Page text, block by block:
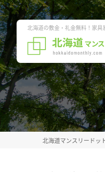
北海道の敷金・礼金無料！家
北海道マンスリードッ